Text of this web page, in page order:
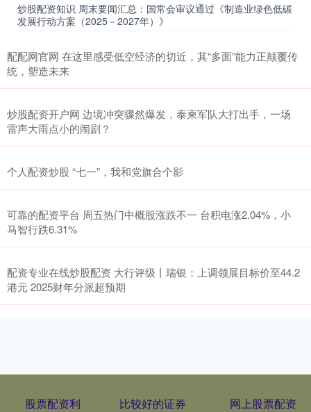
炒股配资知识 周末要闻汇总：国常会审议通过《制造业绿色低碳
发展行动方案（2025－2027年）》
配配网官网 在这里感受低空经济的切近，其“多面”能力正颠覆传
统，塑造未来
炒股配资开户网 边境冲突骤然爆发，泰柬军队大打出手，一场
雷声大雨点小的闹剧？
个人配资炒股 “七一”，我和党旗合个影
可靠的配资平台 周五热门中概股涨跌不一 台积电涨2.04%，小
马智行跌6.31%
配资专业在线炒股配资 大行评级丨瑞银：上调领展目标价至44.2
港元 2025财年分派超预期
股票配资利
比较好的证券
网上股票配资